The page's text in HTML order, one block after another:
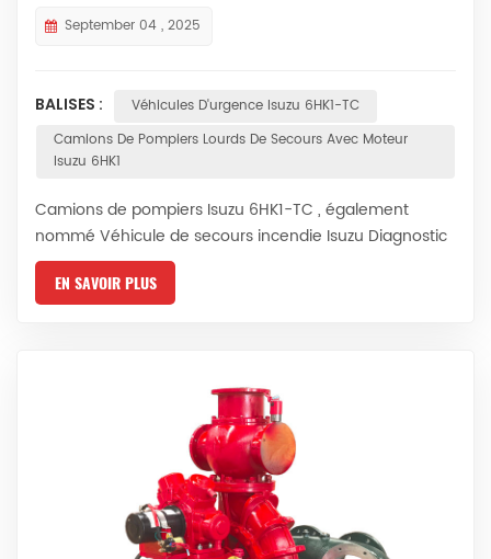
September 04 , 2025
BALISES :
Véhicules D'urgence Isuzu 6HK1-TC
Camions De Pompiers Lourds De Secours Avec Moteur
Isuzu 6HK1
Camions de pompiers Isuzu 6HK1-TC , également
nommé Véhicule de secours incendie Isuzu Diagnostic
et solutions des codes d'erreur moteur. Le moteur Isuzu
6HK1-TC est équipé du système de commande
témoin « Vérifier moteur » s'allume et le code d'erreur...
EN SAVOIR PLUS